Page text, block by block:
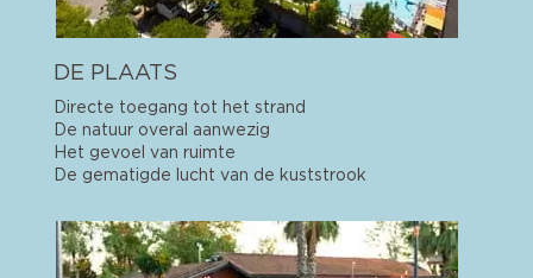
DE PLAATS
Directe toegang tot het strand
De natuur overal aanwezig
Het gevoel van ruimte
De gematigde lucht van de kuststrook